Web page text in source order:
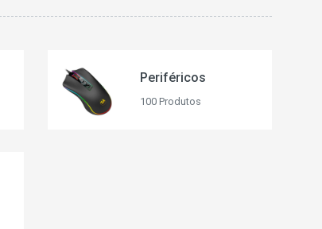
Periféricos
100 Produtos